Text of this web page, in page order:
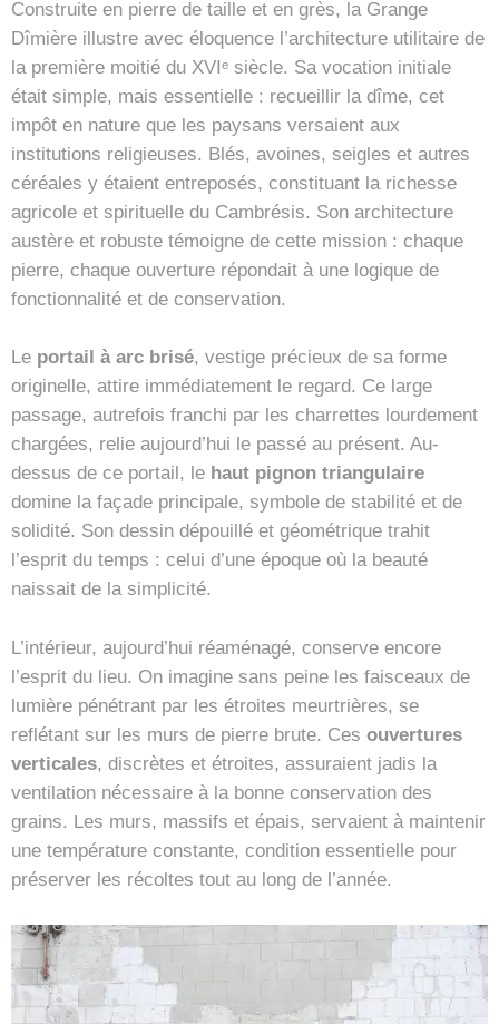
Construite en pierre de taille et en grès, la Grange
Dîmière illustre avec éloquence l’architecture utilitaire de
la première moitié du XVIᵉ siècle. Sa vocation initiale
était simple, mais essentielle : recueillir la dîme, cet
impôt en nature que les paysans versaient aux
institutions religieuses. Blés, avoines, seigles et autres
céréales y étaient entreposés, constituant la richesse
agricole et spirituelle du Cambrésis. Son architecture
austère et robuste témoigne de cette mission : chaque
pierre, chaque ouverture répondait à une logique de
fonctionnalité et de conservation.
Le portail à arc brisé, vestige précieux de sa forme
originelle, attire immédiatement le regard. Ce large
passage, autrefois franchi par les charrettes lourdement
chargées, relie aujourd’hui le passé au présent. Au-
dessus de ce portail, le haut pignon triangulaire
domine la façade principale, symbole de stabilité et de
solidité. Son dessin dépouillé et géométrique trahit
l’esprit du temps : celui d’une époque où la beauté
naissait de la simplicité.
L’intérieur, aujourd’hui réaménagé, conserve encore
l’esprit du lieu. On imagine sans peine les faisceaux de
lumière pénétrant par les étroites meurtrières, se
reflétant sur les murs de pierre brute. Ces ouvertures
verticales, discrètes et étroites, assuraient jadis la
ventilation nécessaire à la bonne conservation des
grains. Les murs, massifs et épais, servaient à maintenir
une température constante, condition essentielle pour
préserver les récoltes tout au long de l’année.